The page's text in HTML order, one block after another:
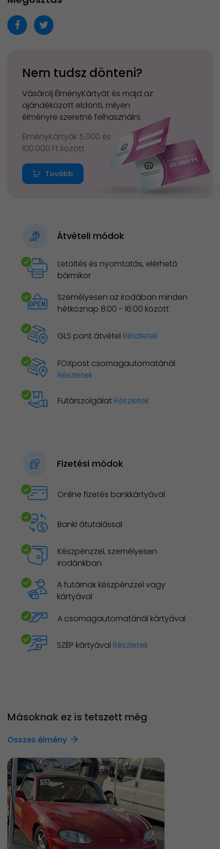
Nem tudsz dönteni?
Vásárolj ÉlményKártyát és majd az
ajándékozott eldönti, milyen
élményre szeretné felhasználni.
ÉlményKártyák 5.000 és
100.000 Ft között
Tovább
Átvételi módok
Letöltés és nyomtatás, elérhető
bármikor
Személyesen az irodában minden
hétköznap 8:00 - 16:00 között
GLS pont átvétel Részletek
FOXpost csomagautomatánál
Részletek
Futárszolgálat Részletek
Fizetési módok
Online fizetés bankkártyával
Banki átutalással
Készpénzzel, személyesen
irodánkban
A futárnak készpénzzel vagy
kártyával
A csomagautomatánál kártyával
SZÉP kártyával Részletek
Másoknak ez is tetszett még
Összes élmény